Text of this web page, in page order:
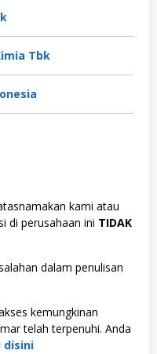
Tbk
kami atau
di perusahaan ini TIDAK
dalam penulisan
kemungkinan
telah terpenuhi. Anda
disini